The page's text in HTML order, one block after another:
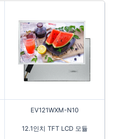
EV121WXM-N10
12.1인치 TFT LCD 모듈